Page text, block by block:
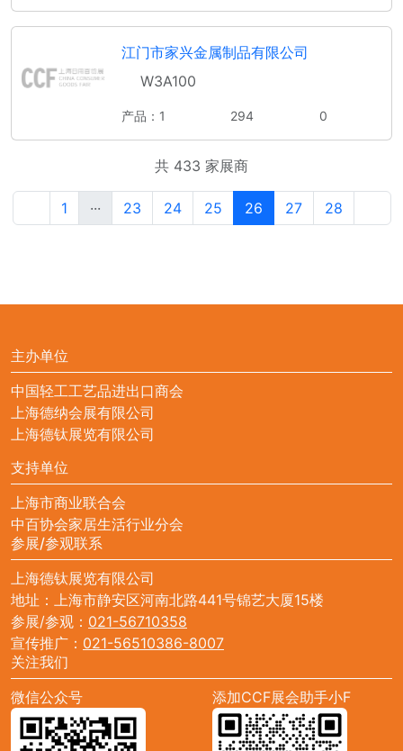
江门市家兴金属制品有限公司
W3A100
产品：1 294 0
共 433 家展商
1 ··· 23 24 25 26 27 28
主办单位
中国轻工工艺品进出口商会
上海德纳会展有限公司
上海德钛展览有限公司
支持单位
上海市商业联合会
中百协会家居生活行业分会
参展/参观联系
上海德钛展览有限公司
地址：上海市静安区河南北路441号锦艺大厦15楼
参展/参观： 021-56710358
宣传推广： 021-56510386-8007
关注我们
微信公众号
添加CCF展会助手小F